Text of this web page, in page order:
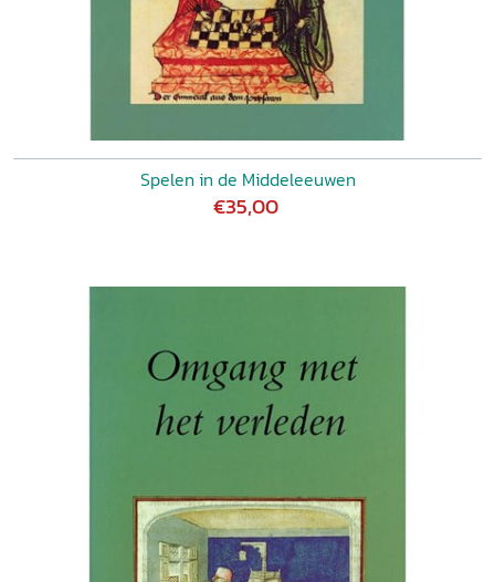
Spelen in de Middeleeuwen
€35,00